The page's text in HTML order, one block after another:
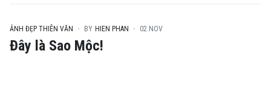
ẢNH ĐẸP THIÊN VĂN BY HIEN PHAN 02.NOV
Đây là Sao Mộc!